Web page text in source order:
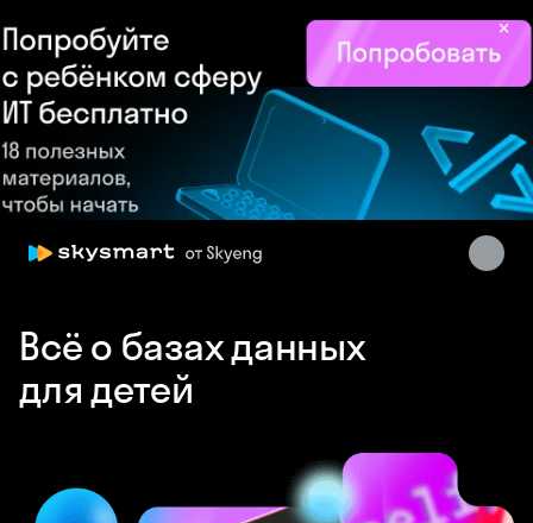
×
Всё о базах данных
для детей
Skysmart Chat
online